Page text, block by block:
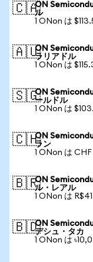
🇨🇦ON
ル
1 ONon は
🇦🇺ON
ラリアドル
1 ONon は
🇸🇬ON
ールドル
1 ONon は
🇨🇭ON
ラン
1 ONon は
🇧🇷ON
ル・レアル
1 ONon は
🇧🇩ON
デシュ・タカ
1 ONon は